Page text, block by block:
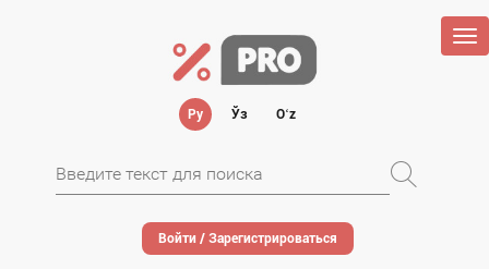
Ру Ўз Oʻz
Войти / Зарегистрироваться